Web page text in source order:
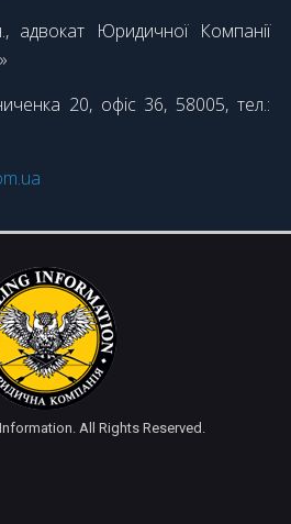
адвокат Юридичної Компанії
20, офіс 36, 58005, тел.:
All Rights Reserved.